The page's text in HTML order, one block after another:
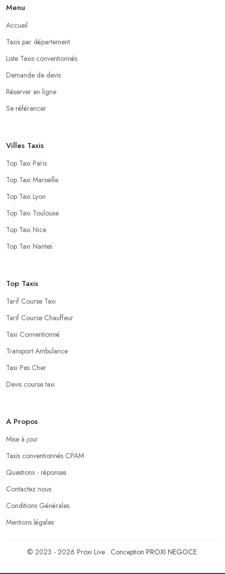
Menu
Accueil
Taxis par département
Liste Taxis conventionnés
Demande de devis
Réserver en ligne
Se référencer
Villes Taxis
Top Taxi Paris
Top Taxi Marseille
Top Taxi Lyon
Top Taxi Toulouse
Top Taxi Nice
Top Taxi Nantes
Top Taxis
Tarif Course Taxi
Tarif Course Chauffeur
Taxi Conventionné
Transport Ambulance
Taxi Pas Cher
Devis course taxi
A Propos
Mise à jour
Taxis conventionnés CPAM
Questions - réponses
Contactez nous
Conditions Générales
Mentions légales
© 2023 - 2026 Proxi Live . Conception PROXI NEGOCE.